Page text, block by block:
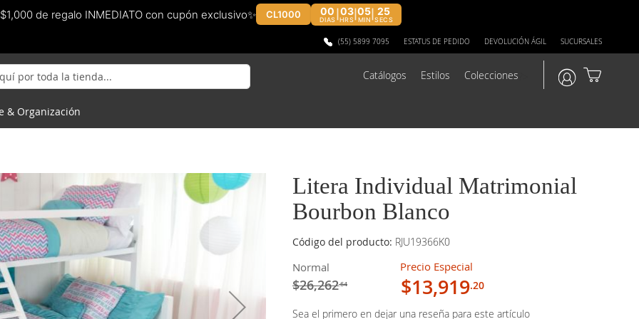
de regalo INMEDIATO con cupón exclusivo✨ CL1000 00
DIAS
03
HRS |05
MIN
24
SECS
(55) 5899 7095 ESTATUS DE PEDIDO DEVOLUCIÓN ÁGIL SUCURSALES
Catálogos Estilos Colecciones
& Organización
Litera Individual Matrimonial
Bourbon Blanco
Código del producto: RJU19366K0
Normal
$26,262.64
Precio Especial
$13,919.20
Sea el primero en dejar una reseña para este artículo